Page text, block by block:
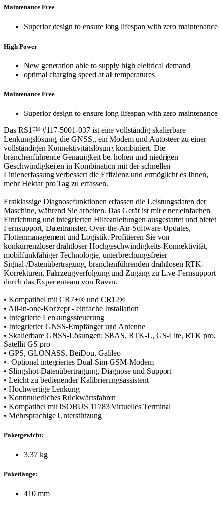
Maintenance Free
Superior design to ensure long lifespan with zero maintenance
High Power
New generation able to supply high eleltrical demand
optimal charging speed at all temperatures
Maintenance Free
Superior design to ensure long lifespan with zero maintenance
Das RS1™ #117-5001-037 ist eine vollständig skalierbare
Lenkungslösung, die GNSS,, ein Modem und Autosteer zu einer
vollständigen Konnektivitätslösung kombiniert. Die
branchenführende Genauigkeit bei hohen und niedrigen
Geschwindigkeiten in Kombination mit der schnellen
Linienerfassung verbessert die Effizienz und ermöglicht es Ihnen,
mehr Hektar pro Tag zu erfassen.
Erstklassige Diagnosefunktionen erfassen die Leistungsdaten der
Maschine, während Sie arbeiten. Das Gerät ist mit einer einfachen
Einrichtung und integrierten Hilfeanleitungen ausgestattet und bietet
Fernsupport, Dateitransfer, Over-the-Air-Software-Updates,
Flottenmanagement und Logistik. Profitieren Sie von
konkurrenzloser drahtloser Hochgeschwindigkeits-Konnektivität,
mobilfunkfähiger Technologie, unterbrechungsfreier
Signal-/Datenübertragung, branchenführenden drahtlosen RTK-
Korrekturen, Fahrzeugverfolgung und Zugang zu Live-Fernsupport
durch das Expertenteam von Raven.
• Kompatibel mit CR7+® und CR12®
• All-in-one-Konzept - einfache Installation
• Integrierte Lenkungssteuerung
• Integrierter GNSS-Empfänger und Antenne
• Skalierbare GNSS-Lösungen: SBAS, RTK-L, GS-Lite, RTK pro,
Satellit GS pro
• GPS, GLONASS, BeiDou, Galileo
•- Optional integriertes Dual-Sim-GSM-Modem
• Slingshot-Datenübertragung, Diagnose und Support
• Leicht zu bedienender Kalibrierungsassistent
• Hochwertige Lenkung
• Kontinuierliches Rückwärtsfahren
• Kompatibel mit ISOBUS 11783 Virtuelles Terminal
• Mehrsprachige Unterstützung
Paketgewicht:
3.37 kg
Paketlänge:
410 mm